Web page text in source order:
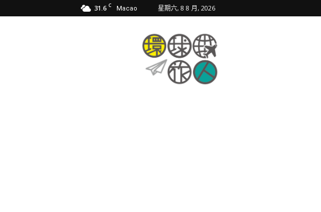
31.6 C Macao 星期六, 8 8 月, 2026